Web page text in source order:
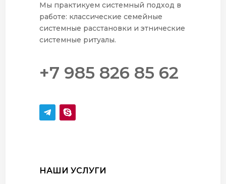
Мы практикуем системный подход в
работе: классические семейные
системные расстановки и этнические
системные ритуалы.
+7 985 826 85 62
НАШИ УСЛУГИ